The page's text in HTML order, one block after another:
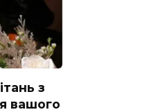
з
вашого